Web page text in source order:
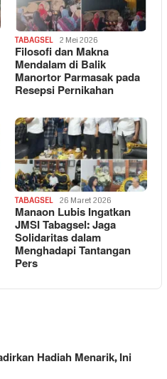
TABAGSEL 2 Mei 2026
Filosofi dan Makna
Mendalam di Balik
Manortor Parmasak pada
Resepsi Pernikahan
TABAGSEL 26 Maret 2026
Manaon Lubis Ingatkan
JMSI Tabagsel: Jaga
Solidaritas dalam
Menghadapi Tantangan
Pers
Hadiah Menarik, Ini